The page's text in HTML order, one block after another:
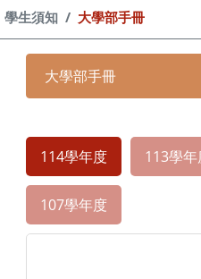
學生須知 大學部手冊
大學部手冊
114學年度 113學年
107學年度